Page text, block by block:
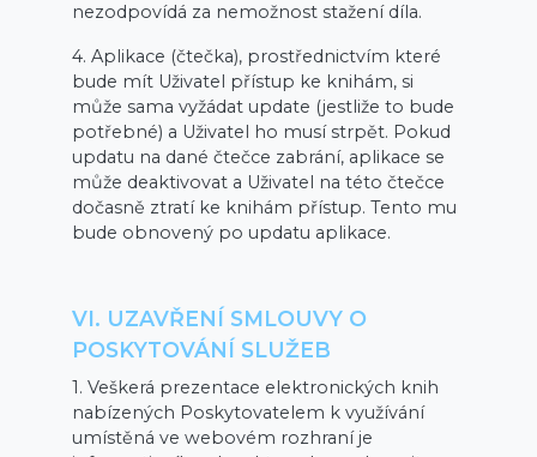
nezodpovídá za nemožnost stažení díla.
4. Aplikace (čtečka), prostřednictvím které
bude mít Uživatel přístup ke knihám, si
může sama vyžádat update (jestliže to bude
potřebné) a Uživatel ho musí strpět. Pokud
updatu na dané čtečce zabrání, aplikace se
může deaktivovat a Uživatel na této čtečce
dočasně ztratí ke knihám přístup. Tento mu
bude obnovený po updatu aplikace.
VI. UZAVŘENÍ SMLOUVY O
POSKYTOVÁNÍ SLUŽEB
1. Veškerá prezentace elektronických knih
nabízených Poskytovatelem k využívání
umístěná ve webovém rozhraní je